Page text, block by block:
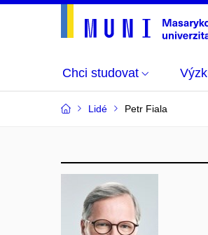
Chci studovat
Lidé Petr Fiala